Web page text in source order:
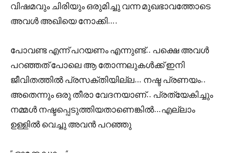
വിഷമവും ചിരിയും ഒരുമിച്ചു വന്ന മുഖഭാവത്തോടെ
അവൾ അഖിയെ നോക്കി….
പോവണ്ട എന്ന് പറയണം എന്നുണ്ട്.. പക്ഷെ അവൾ
പറഞ്ഞത് പോലെ ആ തോന്നലുകൾക്ക് ഇനി
ജീവിതത്തിൽ പ്രസക്തിയില്ല… നഷ്ട പ്രണയം..
അതെന്നും ഒരു തീരാ വേദനയാണ്.. പ്രത്യേകിച്ചും
നമ്മൾ നഷ്ടപ്പെടുത്തിയതാണെങ്കിൽ…എല്ലാം
ഉള്ളിൽ വെച്ചു അവൻ പറഞ്ഞു